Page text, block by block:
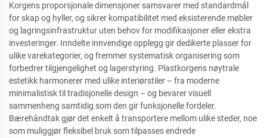
Korgens proporsjonale dimensjoner samsvarer med standardmål
for skap og hyller, og sikrer kompatibilitet med eksisterende møbler
og lagringsinfrastruktur uten behov for modifikasjoner eller ekstra
investeringer. Inndelte innvendige opplegg gir dedikerte plasser for
ulike varekategorier, og fremmer systematisk organisering som
forbedrer tilgjengelighet og lagerstyring. Plastkorgens nøytrale
estetikk harmonerer med ulike interiørstiler – fra moderne
minimalistisk til tradisjonelle design – og bevarer visuell
sammenheng samtidig som den gir funksjonelle fordeler.
Bærehåndtak gjør det enkelt å transportere mellom ulike steder, noe
som muliggjør fleksibel bruk som tilpasses endrede